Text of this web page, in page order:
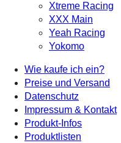
Xtreme Racing
XXX Main
Yeah Racing
Yokomo
Wie kaufe ich ein?
Preise und Versand
Datenschutz
Impressum & Kontakt
Produkt-Infos
Produktlisten